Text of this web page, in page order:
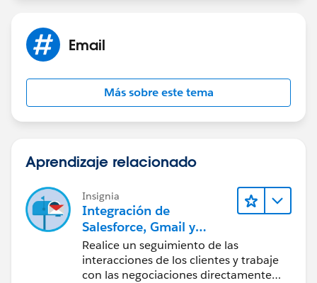
Email
Más sobre este tema
Aprendizaje relacionado
Insignia
Integración de
Salesforce, Gmail y
Google Calendar
Realice un seguimiento de las
interacciones de los clientes y trabaje
con las negociaciones directamente